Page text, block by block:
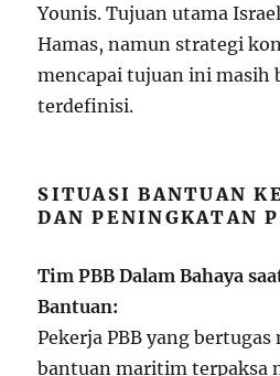
Younis. Tujuan utama
Hamas, namun strategi
mencapai tujuan ini masih
terdefinisi.
SITUASI BANTUAN
DAN PENINGKATAN
Tim PBB Dalam Bahaya
Bantuan:
Pekerja PBB yang
bantuan maritim terpaksa